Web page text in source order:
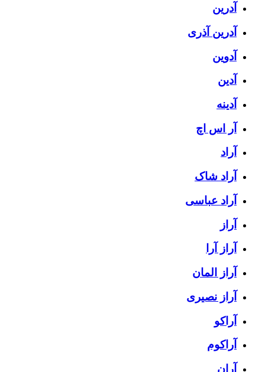
آدرین
آدرین آذری
آدوین
آدین
آدینه
آر اس اچ
آراد
آراد شاک
آراد عباسی
آراز
آراز آرا
آراز المان
آراز نصیری
آراکو
آراکوم
آران